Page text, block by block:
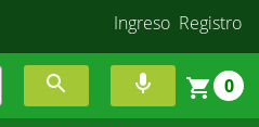
Ingreso Registro
0